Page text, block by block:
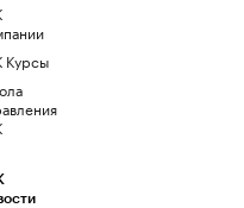
Курсы